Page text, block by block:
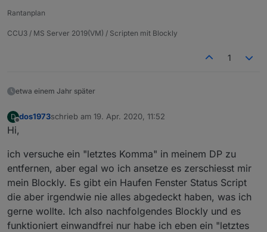
eine 4.1.2 vorhanden ist...
4.1.2 (2019-02-20)
(bleufox) scriptEnabled variables not only for
(bleufox) fixed one error with "cannot extract
blockly"
ich sogar aktuell, wie komme ich denn auf die
Version hoch? Wird mir unter Adapter nicht
Rantanplan
CCU3 / MS Server 2019(VM) / Scripten mit Blockly
1
etwa einem Jahr später
D
Offline
dos1973schrieb am 19. Apr. 2020, 11:52
zuletzt editiert von
Hi,
ich versuche ein "letztes Komma" in meinem DP zu
entfernen, aber egal wo ich ansetze es zerschiesst mir
mein Blockly. Es gibt ein Haufen Fenster Status Script
die aber irgendwie nie alles abgedeckt haben, was ich
gerne wollte. Ich also nachfolgendes Blockly und es
funktioniert einwandfrei nur habe ich eben ein "letztes